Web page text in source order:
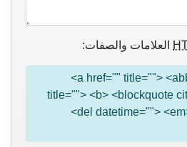
العلامات والصفات:
<a href="" title="">
title=""> <b> <blockquote
<del datetime="">